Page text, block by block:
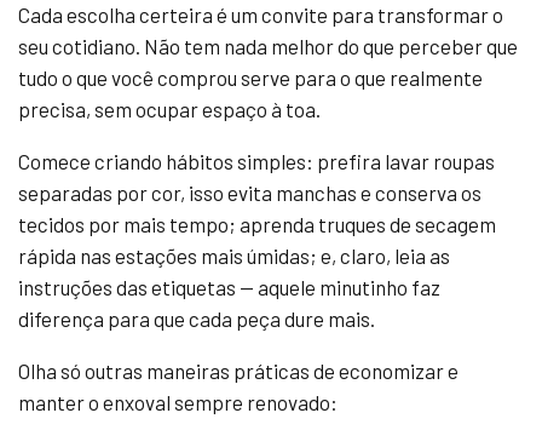
Cada escolha certeira é um convite para transformar o
seu cotidiano. Não tem nada melhor do que perceber que
tudo o que você comprou serve para o que realmente
precisa, sem ocupar espaço à toa.
Comece criando hábitos simples: prefira lavar roupas
separadas por cor, isso evita manchas e conserva os
tecidos por mais tempo; aprenda truques de secagem
rápida nas estações mais úmidas; e, claro, leia as
instruções das etiquetas — aquele minutinho faz
diferença para que cada peça dure mais.
Olha só outras maneiras práticas de economizar e
manter o enxoval sempre renovado: